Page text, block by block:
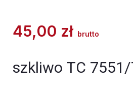
45,00 zł brutto
szkliwo TC 7551/